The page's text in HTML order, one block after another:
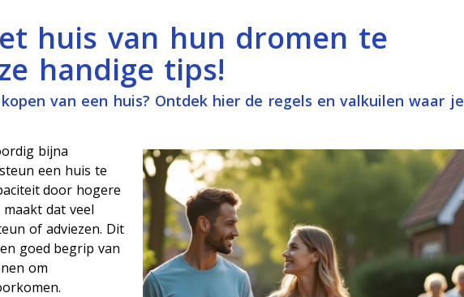
huis van hun dromen te
handige tips!
van een huis? Ontdek hier de regels en valkuilen waar je
bijna
een huis te
door hogere
dat veel
of adviezen. Dit
goed begrip van
om